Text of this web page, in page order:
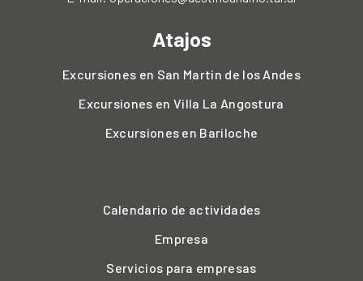
Atajos
Excursiones en San Martin de los Andes
Excursiones en Villa La Angostura
Excursiones en Bariloche
Calendario de actividades
Empresa
Servicios para empresas